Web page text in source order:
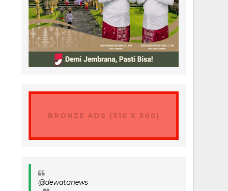
BRONZE ADS (310 X 500)
@dewatanews